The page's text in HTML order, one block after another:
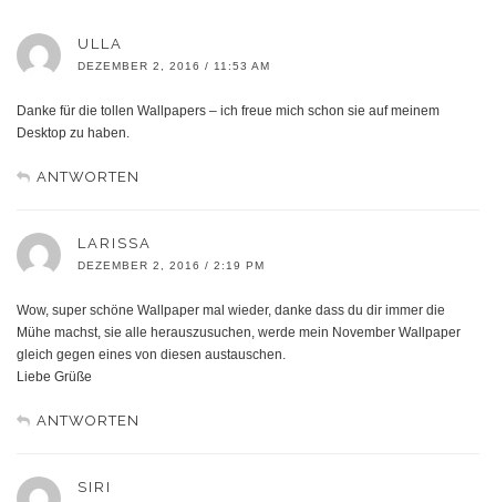
ULLA
DEZEMBER 2, 2016 / 11:53 AM
Danke für die tollen Wallpapers – ich freue mich schon sie auf meinem
Desktop zu haben.
ANTWORTEN
LARISSA
DEZEMBER 2, 2016 / 2:19 PM
Wow, super schöne Wallpaper mal wieder, danke dass du dir immer die
Mühe machst, sie alle herauszusuchen, werde mein November Wallpaper
gleich gegen eines von diesen austauschen.
Liebe Grüße
ANTWORTEN
SIRI